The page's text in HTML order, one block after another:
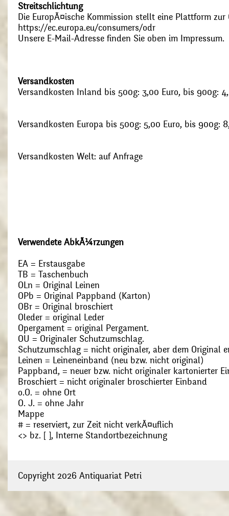
Streitschlichtung
Die EuropÃ¤ische Kommission stellt eine Plattform
https://ec.europa.eu/consumers/odr
Unsere E-Mail-Adresse finden Sie oben im Impressum.
Versandkosten
Versandkosten Inland bis 500g: 3,00 Euro, bis 900g:
Versandkosten Europa bis 500g: 5,00 Euro, bis 900g:
Versandkosten Welt: auf Anfrage
Verwendete AbkÃ¼rzungen
EA = Erstausgabe
TB = Taschenbuch
OLn = Original Leinen
OPb = Original Pappband (Karton)
OBr = Original broschiert
Oleder = original Leder
Opergament = original Pergament.
OU = Originaler Schutzumschlag.
Schutzumschlag = nicht originaler, aber dem Original
Leinen = Leineneinband (neu bzw. nicht original)
Pappband, = neuer bzw. nicht originaler kartonierter
Broschiert = nicht originaler broschierter Einband
o.O. = ohne Ort
O. J. = ohne Jahr
Mappe
# = reserviert, zur Zeit nicht verkÃ¤uflich
<> bz. [ ], Interne Standortbezeichnung
Copyright 2026 Antiquariat Petri